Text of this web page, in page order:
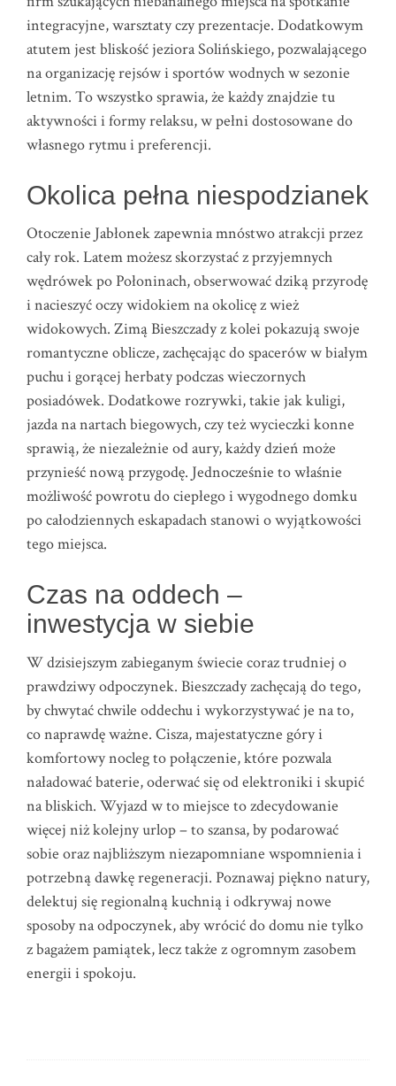
integracyjne, warsztaty czy prezentacje. Dodatkowym
atutem jest bliskość jeziora Solińskiego, pozwalającego
na organizację rejsów i sportów wodnych w sezonie
letnim. To wszystko sprawia, że każdy znajdzie tu
aktywności i formy relaksu, w pełni dostosowane do
własnego rytmu i preferencji.
Okolica pełna niespodzianek
Otoczenie Jabłonek zapewnia mnóstwo atrakcji przez
cały rok. Latem możesz skorzystać z przyjemnych
wędrówek po Połoninach, obserwować dziką przyrodę
i nacieszyć oczy widokiem na okolicę z wież
widokowych. Zimą Bieszczady z kolei pokazują swoje
romantyczne oblicze, zachęcając do spacerów w białym
puchu i gorącej herbaty podczas wieczornych
posiadówek. Dodatkowe rozrywki, takie jak kuligi,
jazda na nartach biegowych, czy też wycieczki konne
sprawią, że niezależnie od aury, każdy dzień może
przynieść nową przygodę. Jednocześnie to właśnie
możliwość powrotu do ciepłego i wygodnego domku
po całodziennych eskapadach stanowi o wyjątkowości
tego miejsca.
Czas na oddech –
inwestycja w siebie
W dzisiejszym zabieganym świecie coraz trudniej o
prawdziwy odpoczynek. Bieszczady zachęcają do tego,
by chwytać chwile oddechu i wykorzystywać je na to,
co naprawdę ważne. Cisza, majestatyczne góry i
komfortowy nocleg to połączenie, które pozwala
naładować baterie, oderwać się od elektroniki i skupić
na bliskich. Wyjazd w to miejsce to zdecydowanie
więcej niż kolejny urlop – to szansa, by podarować
sobie oraz najbliższym niezapomniane wspomnienia i
potrzebną dawkę regeneracji. Poznawaj piękno natury,
delektuj się regionalną kuchnią i odkrywaj nowe
sposoby na odpoczynek, aby wrócić do domu nie tylko
z bagażem pamiątek, lecz także z ogromnym zasobem
energii i spokoju.